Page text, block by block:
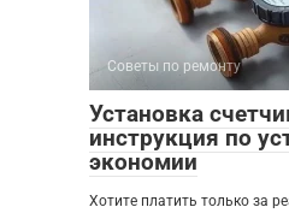
Советы по ремонту
Установка
инструкция по
экономии
Хотите платить только за